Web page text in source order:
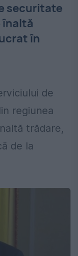
securitate
înaltă
în
de
regiunea
trădare,
de la